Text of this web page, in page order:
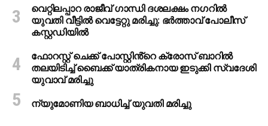
വെറ്റിലപ്പാറ രാജീവ് ഗാന്ധി ദശലക്ഷം നഗറിൽ
യുവതി വീട്ടിൽ വെട്ടേറ്റു മരിച്ചു: ഭർത്താവ് പോലീസ്
കസ്റ്റഡിയിൽ
ഫോറസ്റ്റ് ചെക്ക് പോസ്റ്റിൻ്റെ ക്രോസ് ബാറില്‍
തലയിടിച്ച് ബൈക്ക് യാത്രികനായ ഇടുക്കി സ്വദേശി
യുവാവ് മരിച്ചു
ന്യുമോണിയ ബാധിച്ച് യുവതി മരിച്ചു